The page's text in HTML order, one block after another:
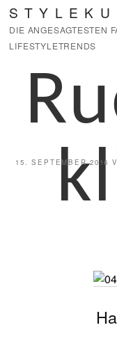
Zum
Inhalt
springen
DIE ANGESAGTESTEN
LIFESTYLETRENDS
VERÖFFENTLICHT
15. SEPTEMBER 2016